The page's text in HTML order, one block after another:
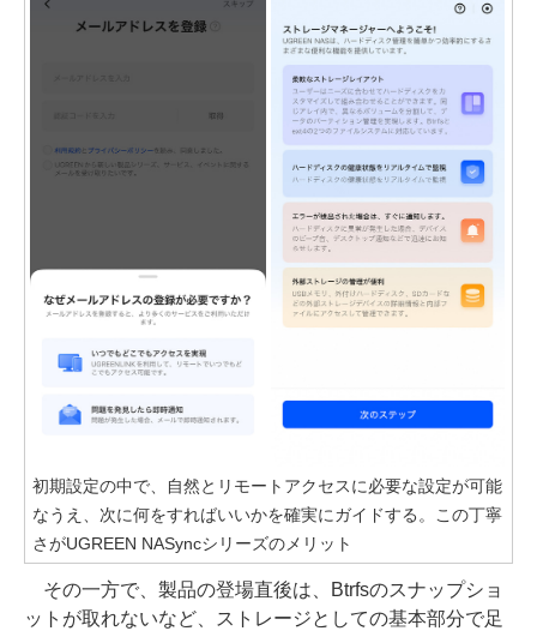
初期設定の中で、自然とリモートアクセスに必要な設定が可能
なうえ、次に何をすればいいかを確実にガイドする。この丁寧
さがUGREEN NASyncシリーズのメリット
その一方で、製品の登場直後は、Btrfsのスナップショ
ットが取れないなど、ストレージとしての基本部分で足